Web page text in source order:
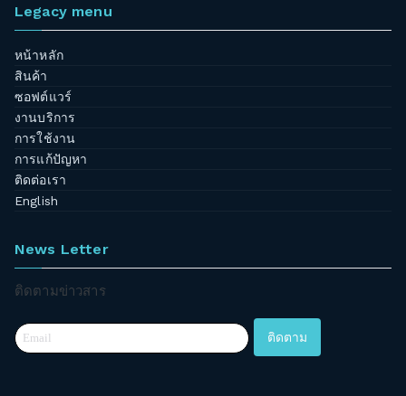
Legacy menu
หน้าหลัก
สินค้า
ซอฟต์แวร์
งานบริการ
การใช้งาน
การแก้ปัญหา
ติดต่อเรา
English
News Letter
ติดตามข่าวสาร